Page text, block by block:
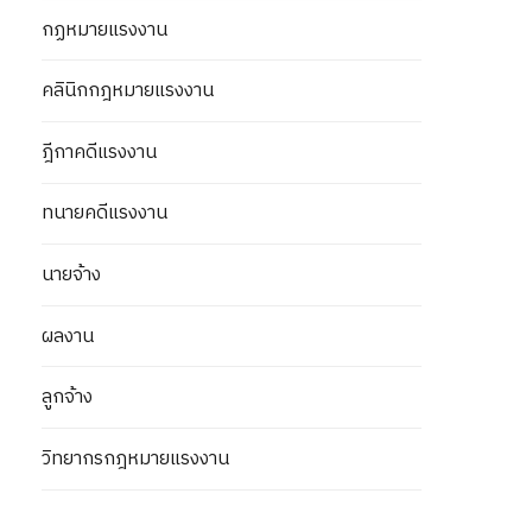
กฏหมายแรงงาน
คลินิกกฎหมายแรงงาน
ฎีกาคดีแรงงาน
ทนายคดีแรงงาน
นายจ้าง
ผลงาน
ลูกจ้าง
วิทยากรกฎหมายแรงงาน